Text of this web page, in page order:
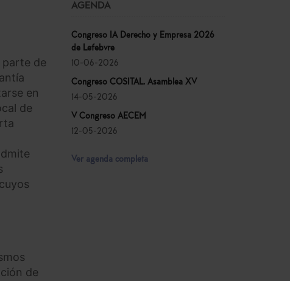
parte de
en
de
de
AGENDA
Congreso IA Derecho y Empresa 2026
de Lefebvre
10-06-2026
Congreso COSITAL. Asamblea XV
14-05-2026
V Congreso AECEM
12-05-2026
Ver agenda completa